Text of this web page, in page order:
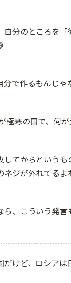
自分のところを「
で作るもんじゃ
極寒の国で、何
してからというも
ジが外れてるよ
ら、こういう発言
だけど、ロシアは